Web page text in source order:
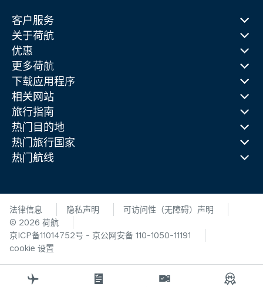
客户服务
关于荷航
优惠
更多荷航
下载应用程序
相关网站
旅行指南
热门目的地
热门旅行国家
热门航线
法律信息 隐私声明
可访问性（无障碍）声明
© 2026 荷航
京ICP备11014752号 - 京公网安备 110-1050-11191
cookie 设置